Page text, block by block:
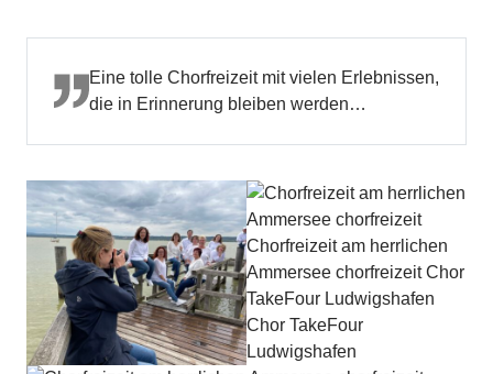
Eine tolle Chorfreizeit mit vielen Erlebnissen,
die in Erinnerung bleiben werden…